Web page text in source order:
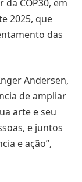
COP30, em
2025, que
das
Andersen,
de ampliar
arte e seu
e juntos
e ação”,